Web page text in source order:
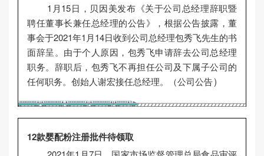
1月15日，贝因美发布《关于公司总经理辞职暨
聘任董事长兼任总经理的公告》，根据公告披露，董
事会于2021年1月14日收到公司总经理包秀飞先生的书
面辞呈。由于个人原因，包秀飞申请辞去公司总经理
职务。辞职后，包秀飞不再担任公司及下属子公司的
任何职务。创始人谢宏接任总经理。（公司公告）
12款婴配粉注册批件待领取